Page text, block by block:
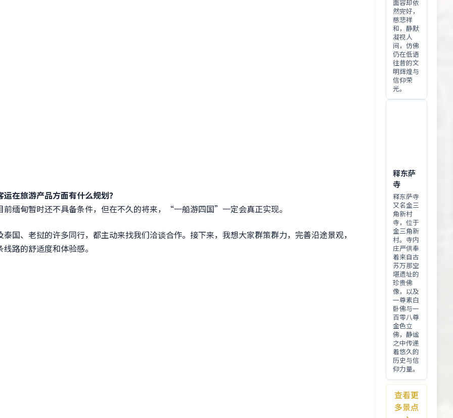
在旅游产品方面有什么规划？
缅甸暂时还不具备条件，但在不久的将来，“一船游四国”一定会真正实现。
国、老挝的许多同行，都主动来找我们洽谈合作。接下来，我想大家群策群力，完善沿途景观，
路的舒适度和体验感。
面容却依
然完好，
慈悲祥
和，静默
凝视人
间，仿佛
仍在低语
往昔的文
明辉煌与
信仰荣
光。
释东萨
寺
释东萨寺
又名金三
角新村
寺，位于
金三角新
村。寺内
庄严供奉
着来自古
苏万那空
堪遗址的
珍贵佛
像，以及
一尊素白
卧佛与一
百零八尊
金色立
佛，静谧
之中传递
着悠久的
历史与信
仰力量。
查看更
多景点